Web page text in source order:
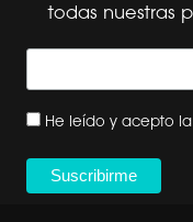
todas nuestras
He leído y acepto la